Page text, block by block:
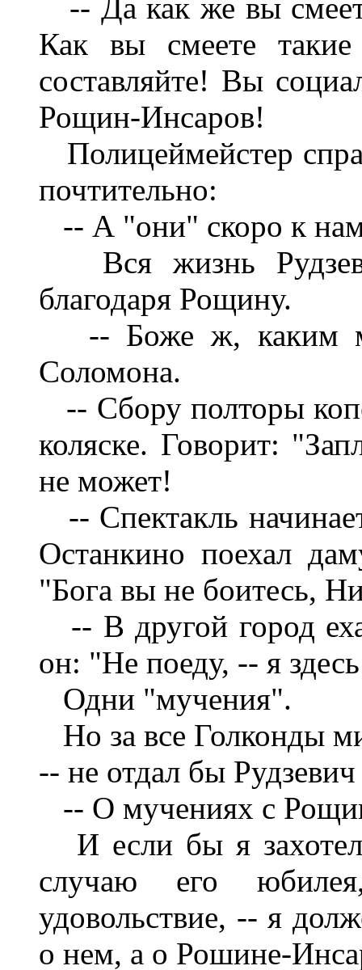
-- Да как же вы
Как вы смеете
составляйте! Вы
Рощин-Инсаров!
Полицеймейстер
почтительно:
-- А "они" скоро к
Вся жизнь
благодаря Рощину.
-- Боже ж, каким
Соломона.
-- Сбору полторы
коляске. Говорит:
не может!
-- Спектакль
Останкино поехал
"Бога вы не боитесь,
-- В другой город
он: "Не поеду, -- я
Одни "мучения".
Но за все Голконды
-- не отдал бы
-- О мучениях с
И если бы я захотел
случаю его юбилея,
удовольствие, -- я
о нем, а о Рошине-